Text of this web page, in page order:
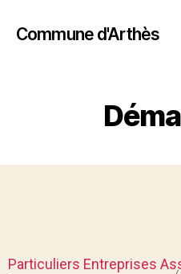
Commune d'Arthès
Particuliers Entreprises